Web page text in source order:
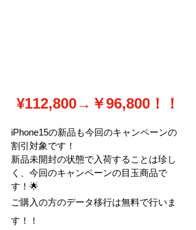
¥112,800→￥96,800！！
iPhone15の新品も今回のキャンペーンの
割引対象です！
新品未開封の状態で入荷することは珍し
く、今回のキャンペーンの目玉商品で
す！🌟
ご購入の方のデータ移行は無料で行いま
す！！